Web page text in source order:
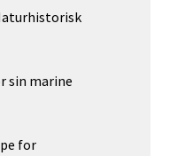
sin marine
for